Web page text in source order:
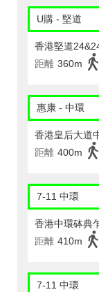
U購 - 堅道
香港堅道
距離 360m
惠康 - 中環
香港皇后大道
距離 400m
7-11 中環
香港中環砵典
距離 410m
7-11 中環